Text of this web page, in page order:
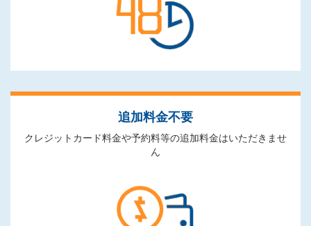
追加料金不要
クレジットカード料金や予約料等の追加料金はいただきませ
ん